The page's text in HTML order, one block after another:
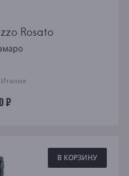
Rosato
₽
В КОРЗИНУ